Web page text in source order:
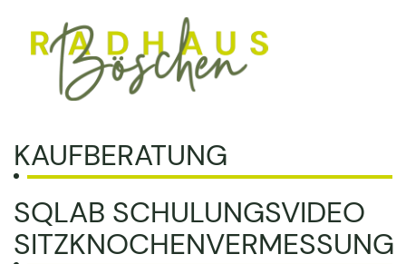
KAUFBERATUNG
SQLAB SCHULUNGSVIDEO
SITZKNOCHENVERMESSUNG